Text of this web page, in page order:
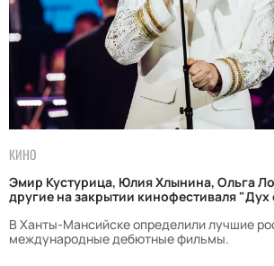
КИНО
Эмир Кустурица, Юлия Хлынина, Ольга
другие на закрытии кинофестиваля "Дух
В Ханты-Мансийске определили лучшие
международные дебютные фильмы.